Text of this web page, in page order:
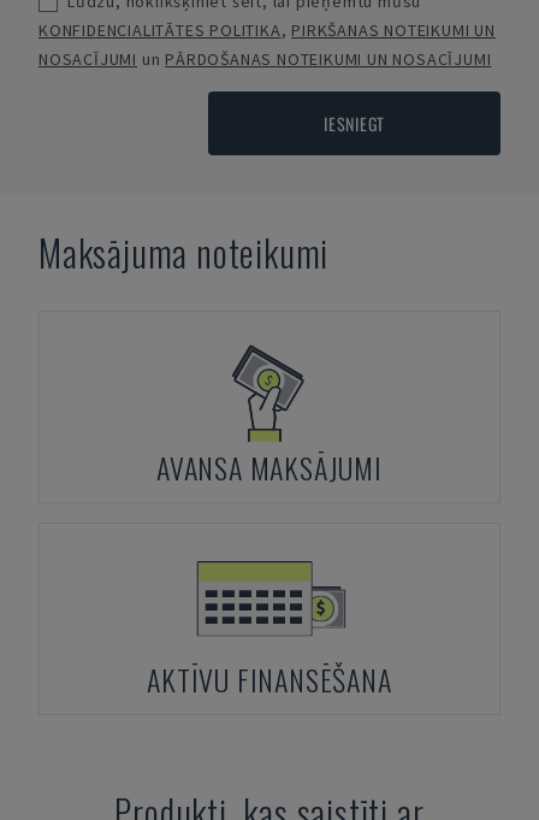
KONFIDENCIALITĀTES POLITIKA, PIRKŠANAS NOTEIKUMI UN
NOSACĪJUMI un PĀRDOŠANAS NOTEIKUMI UN NOSACĪJUMI
IESNIEGT
Maksājuma noteikumi
AVANSA MAKSĀJUMI
AKTĪVU FINANSĒŠANA